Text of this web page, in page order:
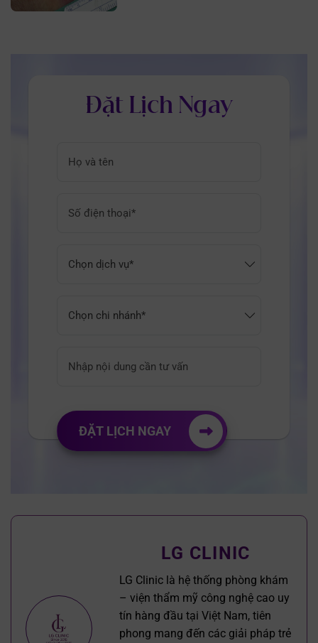
Đặt Lịch Ngay
ĐẶT LỊCH NGAY
LG CLINIC
LG Clinic là hệ thống phòng khám
– viện thẩm mỹ công nghệ cao uy
tín hàng đầu tại Việt Nam, tiên
phong mang đến các giải pháp trẻ